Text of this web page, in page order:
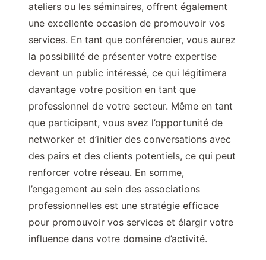
ateliers ou les séminaires, offrent également
une excellente occasion de promouvoir vos
services. En tant que conférencier, vous aurez
la possibilité de présenter votre expertise
devant un public intéressé, ce qui légitimera
davantage votre position en tant que
professionnel de votre secteur. Même en tant
que participant, vous avez l’opportunité de
networker et d’initier des conversations avec
des pairs et des clients potentiels, ce qui peut
renforcer votre réseau. En somme,
l’engagement au sein des associations
professionnelles est une stratégie efficace
pour promouvoir vos services et élargir votre
influence dans votre domaine d’activité.